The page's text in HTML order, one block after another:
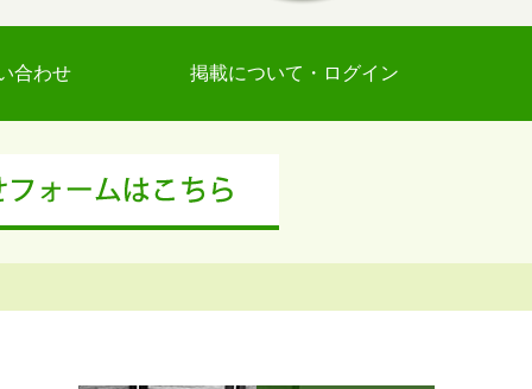
合わせ 掲載について・ログイン